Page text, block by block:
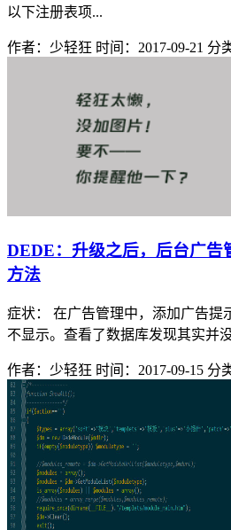
以下注册表项...
作者：少轻狂 时间：2017-09-21 分
DEDE：升级之后，后台广告
方法
症状： 在广告管理中，添加广告提
不显示。查看了数据库发现其实并
作者：少轻狂 时间：2017-09-15 分